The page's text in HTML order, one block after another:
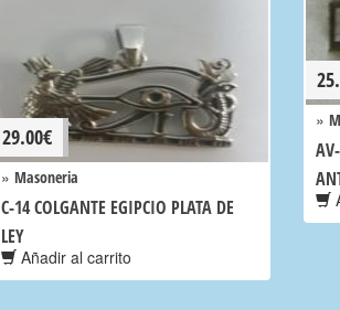
»
29.00€
» Masoneria
C-14 COLGANTE EGIPCIO PLATA DE
LEY
Añadir al carrito